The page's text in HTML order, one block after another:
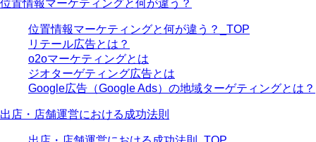
位置情報マーケティングと何が違う？
位置情報マーケティングと何が違う？_TOP
リテール広告とは？
o2oマーケティングとは
ジオターゲティング広告とは
Google広告（Google Ads）の地域ターゲティングとは？
出店・店舗運営における成功法則